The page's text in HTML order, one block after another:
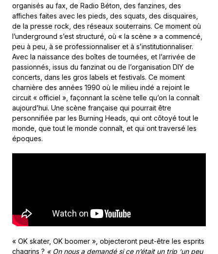
organisés au fax, de Radio Béton, des fanzines, des
affiches faites avec les pieds, des squats, des disquaires,
de la presse rock, des réseaux souterrains. Ce moment où
l’underground s’est structuré, où « la scène » a commencé,
peu à peu, à se professionnaliser et à s’institutionnaliser.
Avec la naissance des boîtes de tournées, et l’arrivée de
passionnés, issus du fanzinat ou de l’organisation DIY de
concerts, dans les gros labels et festivals. Ce moment
charnière des années 1990 où le milieu indé a rejoint le
circuit « officiel », façonnant la scène telle qu’on la connaît
aujourd’hui. Une scène française qui pourrait être
personnifiée par les Burning Heads, qui ont côtoyé tout le
monde, que tout le monde connaît, et qui ont traversé les
époques.
« OK skater, OK boomer », objecteront peut-être les esprits
chagrins ? « On nous a demandé si ce n’était un trip ‘un peu